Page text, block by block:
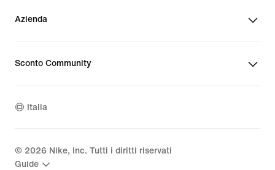
Azienda
Sconto Community
Italia
© 2026 Nike, Inc. Tutti i diritti riservati
Guide